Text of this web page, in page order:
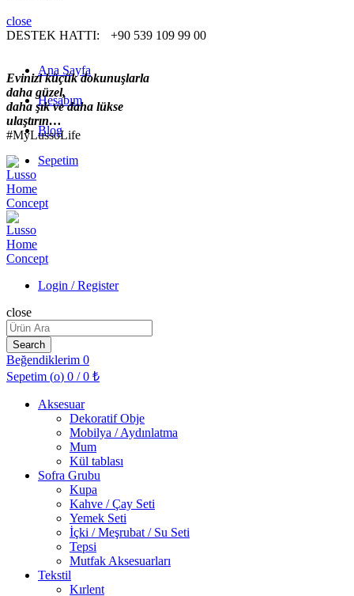
close
DESTEK HATTI:
+90 539 109 99 00
Ana Sayfa
Hesabım
Blog
Sepetim
Evinizi küçük dokunuşlarla
daha güzel,
daha şık ve daha lükse
ulaştırın…
#MyLussoLife
Login / Register
close
Search
for:
Search
Beğendiklerim 0
Sepetim (o) 0 / 0 ₺
Aksesuar
Dekoratif Obje
Mobilya / Aydınlatma
Mum
Kül tablası
Sofra Grubu
Kupa
Kahve / Çay Seti
Yemek Seti
İçki / Meşrubat / Su Seti
Tepsi
Mutfak Aksesuarları
Tekstil
Kırlent